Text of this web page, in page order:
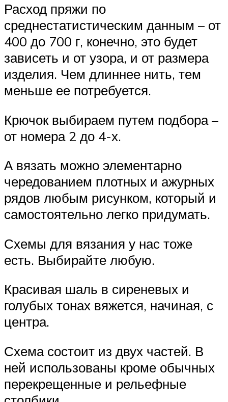
Расход пряжи по
среднестатистическим данным – от
400 до 700 г, конечно, это будет
зависеть и от узора, и от размера
изделия. Чем длиннее нить, тем
меньше ее потребуется.
Крючок выбираем путем подбора –
от номера 2 до 4-х.
А вязать можно элементарно
чередованием плотных и ажурных
рядов любым рисунком, который и
самостоятельно легко придумать.
Схемы для вязания у нас тоже
есть. Выбирайте любую.
Красивая шаль в сиреневых и
голубых тонах вяжется, начиная, с
центра.
Схема состоит из двух частей. В
ней использованы кроме обычных
перекрещенные и рельефные